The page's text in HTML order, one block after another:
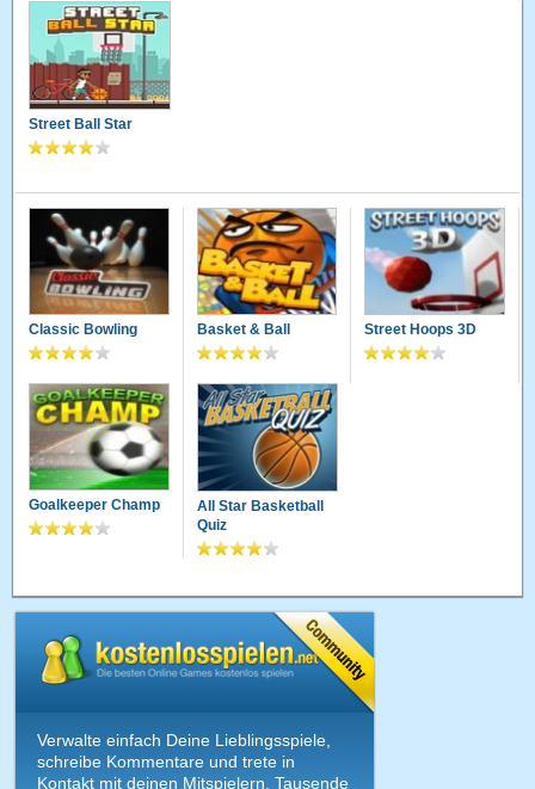
Street Ball Star
Classic Bowling Basket & Ball Street Hoops 3D
Goalkeeper Champ
All Star Basketball
Quiz
Verwalte einfach Deine Lieblingsspiele,
schreibe Kommentare und trete in
Kontakt mit deinen Mitspielern. Tausende